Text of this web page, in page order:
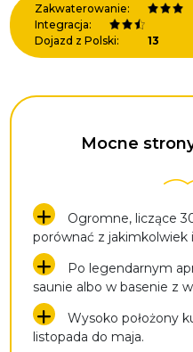
Zakwaterowanie:
Integracja:
Dojazd z Polski:
13
Mocne
Ogromne, liczące
porównać z
Po legendarnym
saunie albo w basenie z
Wysoko położony
listopada do maja.